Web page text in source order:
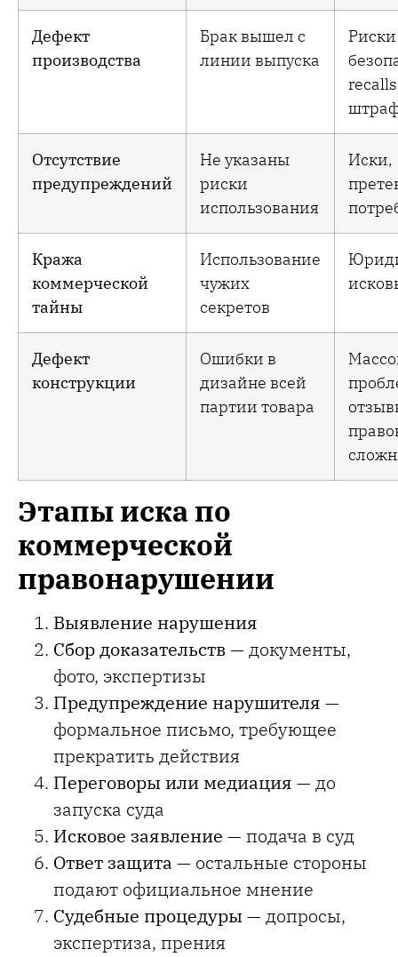
Дефект
производства
Брак вышел с
линии выпуска
Риски
Отсутствие
предупреждений
Не указаны
риски
использования
Иски,
Кража
коммерческой
тайны
Использование
чужих
секретов
Дефект
конструкции
Ошибки в
дизайне всей
партии товара
Этапы иска по
коммерческой
правонарушении
Выявление нарушения
Сбор доказательств — документы,
фото, экспертизы
Предупреждение нарушителя —
формальное письмо, требующее
прекратить действия
Переговоры или медиация — до
запуска суда
Исковое заявление — подача в суд
Ответ защита — остальные стороны
подают официальное мнение
Судебные процедуры — допросы,
экспертиза, прения